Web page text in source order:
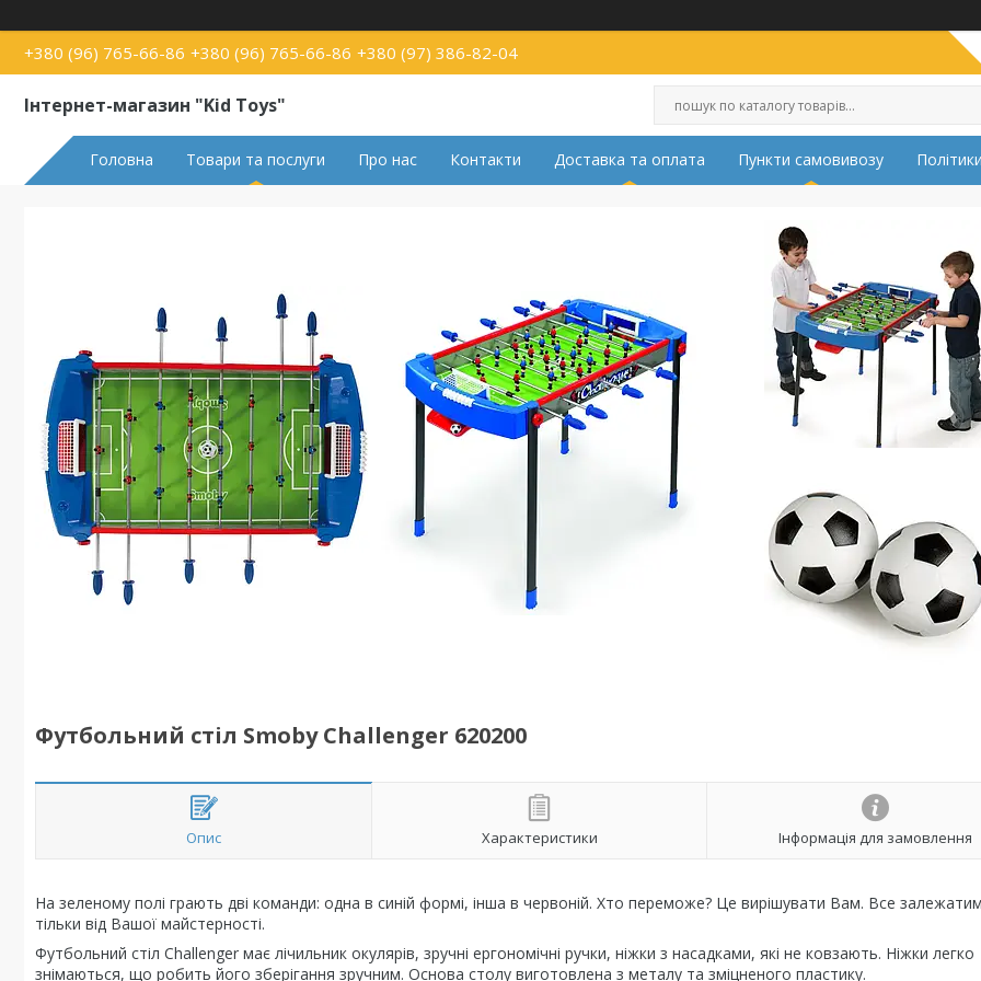
+380 (96) 765-66-86 +380 (96) 765-66-86 +380 (97) 386-82-04
Інтернет-магазин "Kid Toys"
Головна Товари та послуги Про нас Контакти Доставка та оплата Пункти самовивозу
Футбольний стіл Smoby Challenger 620200
Опис Характеристики Інформація для замовлення
На зеленому полі грають дві команди: одна в синій формі, інша в червоній. Хто переможе? Це вирішувати Вам. Все
тільки від Вашої майстерності.
Футбольний стіл Challenger має лічильник окулярів, зручні ергономічні ручки, ніжки з насадками, які не ковзають. Ніжки легко
знімаються, що робить його зберігання зручним. Основа столу виготовлена з металу та зміцненого пластику.